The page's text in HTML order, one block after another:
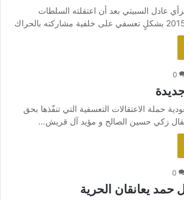
عادل السبيتي بعد أن اعتقلته السلطات
0
حملة الاعتقالات التعسفية التي تنفّذها بحق
زكي حسين الصالح و مؤيد آل قريش…
0
حمد يعانقان الحرية